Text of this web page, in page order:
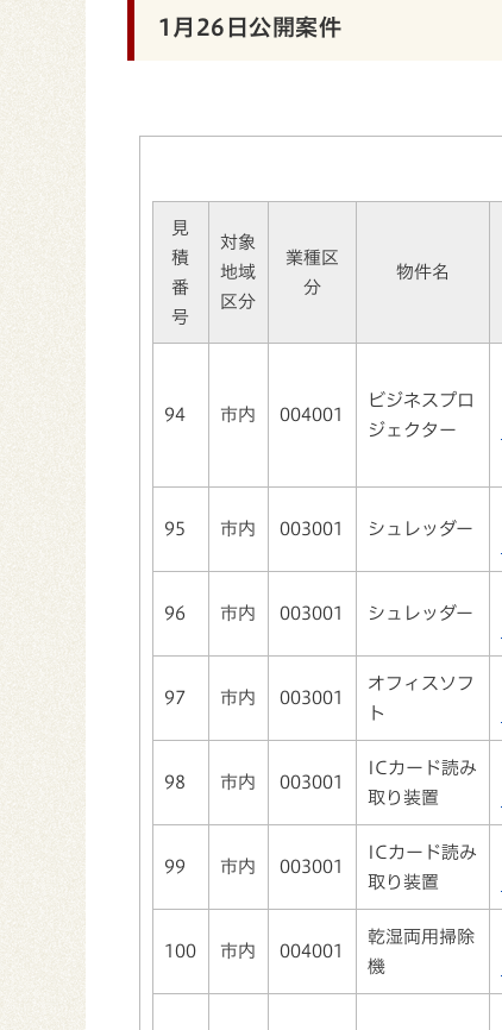
1月26日公開案件
見
積
番
号
対象
地域
区分
業種区
分
物件名
94 市内 004001
ビジネスプロ
ジェクター
95 市内 003001 シュレッダー
96 市内 003001 シュレッダー
97 市内 003001
オフィスソフ
ト
98 市内 003001
ICカード読み
取り装置
99 市内 003001
ICカード読み
取り装置
100 市内 004001
乾湿両用掃除
機